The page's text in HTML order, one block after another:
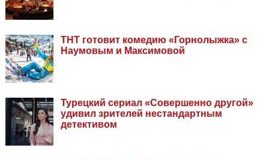
ТНТ готовит комедию «Горнолыжка» с
Наумовым и Максимовой
Турецкий сериал «Совершенно другой»
удивил зрителей нестандартным
детективом